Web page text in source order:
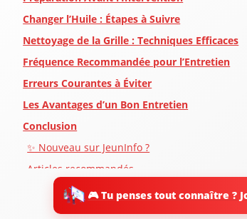
Changer l’Huile : Étapes à Suivre
Nettoyage de la Grille : Techniques Efficaces
Fréquence Recommandée pour l’Entretien
Erreurs Courantes à Éviter
Les Avantages d’un Bon Entretien
Conclusion
✨ Nouveau sur JeunInfo ?
Articles recommandés
Partager l'amour🎮 Tu penses tout connaître ?